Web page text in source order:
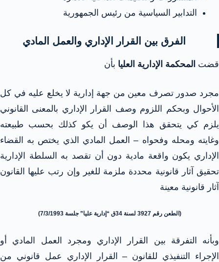
التدابير السياسية من رئيس الجمهورية
الفرق بين القرار الإداري والعمل المادي
قضت المحكمة الإدارية العليا بأن
مجرد صدور تصرف معين من جهة إدارية لا يخلع عليه في كل
الأحوال وبحكم اللزوم وصف القرار الإداري بالمعنى القانوني
يلزم كي يتحقق هذا الوصف أن يكو كذلك بحسب طبيعته
وغايته ومحله وفحواه – العمل المادي الذي يختص به القضاء
الإداري يكون واقعة مادية دون أن تقصد به السلطة الإدارية
تحقيق آثار قانونية محددة ملزمة للغير وإن رتب عليها القانون
آثار قانونية معينة
(الطعن رقم 3927 لسنة 34ق “إدارية عليا” جلسة 7/3/1993)
وبأنه التفرقة بين القرار الإداري ومجرد العمل المادي أو
الإجراء التنفيذي للقانون – القرار الإداري عمل قانوني من